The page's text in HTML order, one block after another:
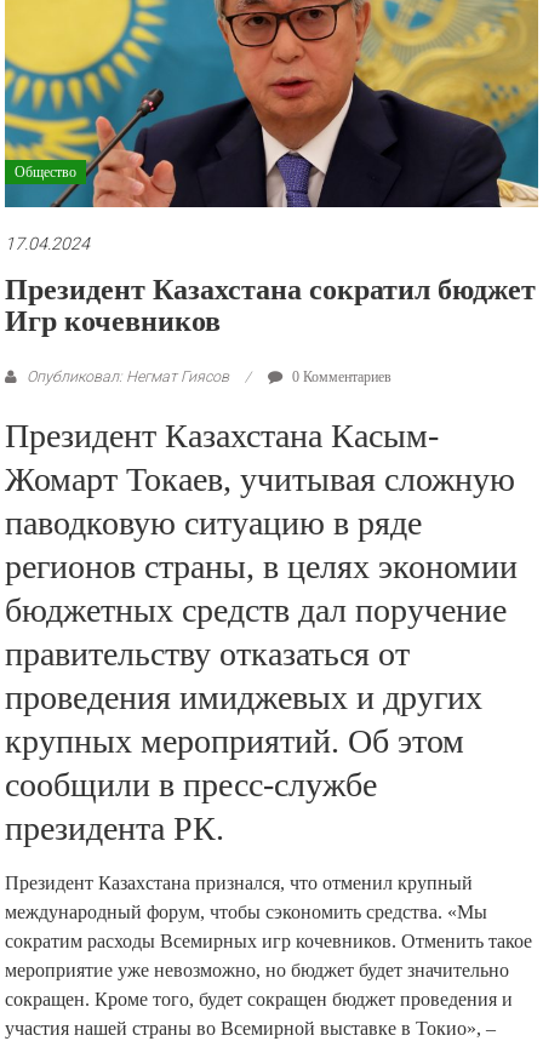
ролики
и
презентации.
Общество
17.04.2024
Президент Казахстана сократил бюджет
Игр кочевников
Опубликовал: Негмат Гиясов 0 Комментариев
Президент Казахстана Касым-
Жомарт Токаев, учитывая сложную
паводковую ситуацию в ряде
регионов страны, в целях экономии
бюджетных средств дал поручение
правительству отказаться от
проведения имиджевых и других
крупных мероприятий. Об этом
сообщили в пресс-службе
президента РК.
Президент Казахстана признался, что отменил крупный
международный форум, чтобы сэкономить средства. «Мы
сократим расходы Всемирных игр кочевников. Отменить такое
мероприятие уже невозможно, но бюджет будет значительно
сокращен. Кроме того, будет сокращен бюджет проведения и
участия нашей страны во Всемирной выставке в Токио», –